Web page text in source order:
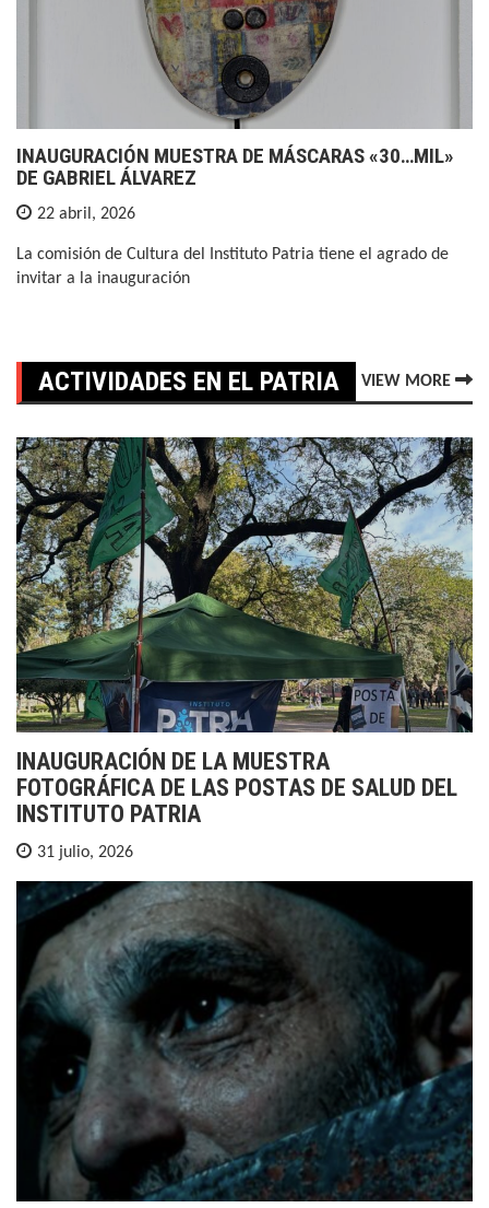
INAUGURACIÓN MUESTRA DE MÁSCARAS «30…MIL»
DE GABRIEL ÁLVAREZ
22 abril, 2026
La comisión de Cultura del Instituto Patria tiene el agrado de
invitar a la inauguración
ACTIVIDADES EN EL PATRIA VIEW MORE
INAUGURACIÓN DE LA MUESTRA
FOTOGRÁFICA DE LAS POSTAS DE SALUD DEL
INSTITUTO PATRIA
31 julio, 2026